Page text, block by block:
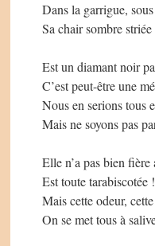
Dans la garrigue,
Sa chair sombre
Est un diamant noir
C’est peut-être une
Nous en serions tous
Mais ne soyons pas
Elle n’a pas bien fière
Est toute tarabiscotée !
Mais cette odeur,
On se met tous à